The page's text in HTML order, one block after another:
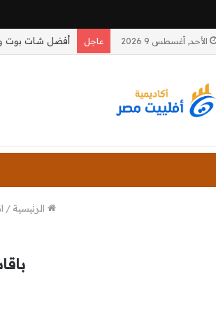
الأحد, أغسطس 9 2026 عاجل
الرئيسية /